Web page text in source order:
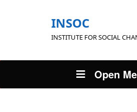
INSOC
INSTITUTE FOR SOCIAL
Open